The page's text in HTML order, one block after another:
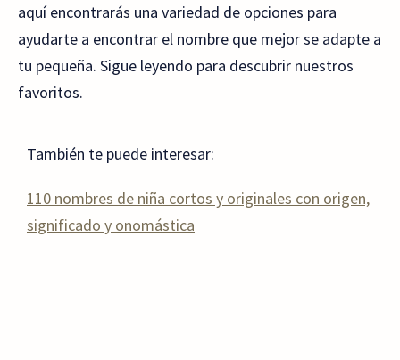
aquí encontrarás una variedad de opciones para
ayudarte a encontrar el nombre que mejor se adapte a
tu pequeña. Sigue leyendo para descubrir nuestros
favoritos.
También te puede interesar:
110 nombres de niña cortos y originales con origen,
significado y onomástica